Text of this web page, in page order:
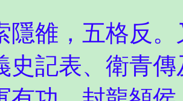
隱雒，五格反
史記表、衛青